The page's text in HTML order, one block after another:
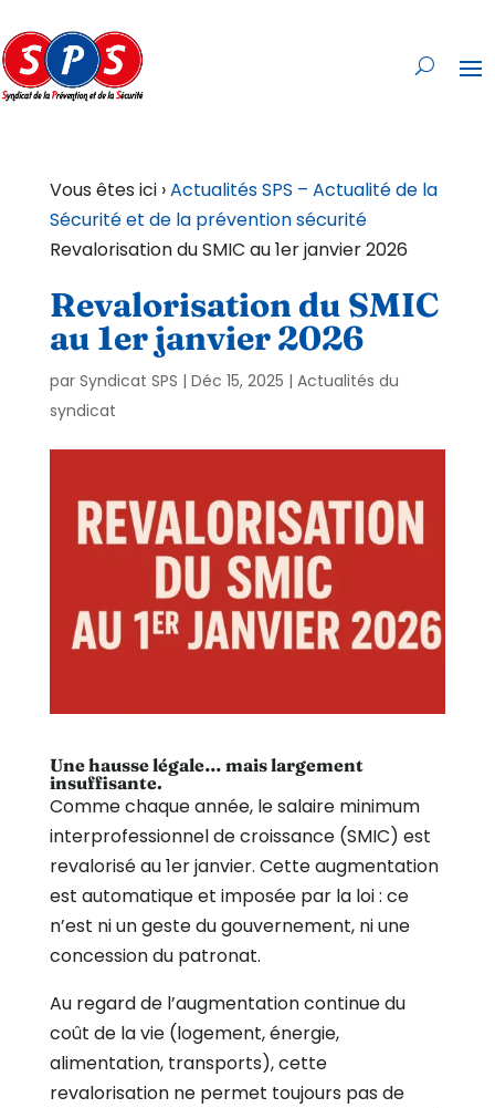
Vous êtes ici ›Actualités SPS – Actualité de la
Sécurité et de la prévention sécurité
Revalorisation du SMIC au 1er janvier 2026
Revalorisation du SMIC
au 1er janvier 2026
par Syndicat SPS | Déc 15, 2025 | Actualités du
syndicat
Une hausse légale… mais largement
insuffisante.
Comme chaque année, le salaire minimum
interprofessionnel de croissance (SMIC) est
revalorisé au 1er janvier. Cette augmentation
est automatique et imposée par la loi : ce
n’est ni un geste du gouvernement, ni une
concession du patronat.
Au regard de l’augmentation continue du
coût de la vie (logement, énergie,
alimentation, transports), cette
revalorisation ne permet toujours pas de